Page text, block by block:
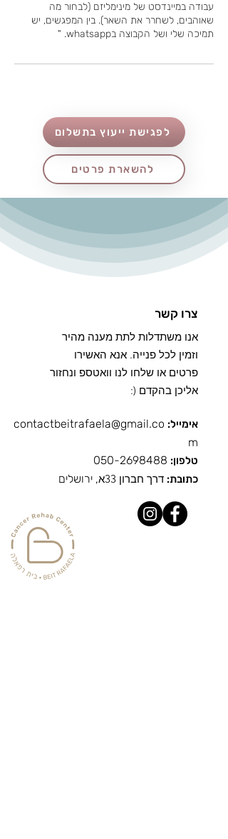
עבודה במיינדסט של מינימליזם (לבחור מה
שאוהבים, לשחרר את השאר). בין המפגשים, יש
תמיכה שלי ושל הקבוצה בwhatsapp. "
לפגישת ייעוץ בתשלום
להשארת פרטים
צרו קשר
אנו משתדלות לתת מענה מהיר
וזמין לכל פנייה. אנא האשירו
פרטים או שלחו לנו וואטספ ונחזור
אליכן בהקדם (:
אימייל: contactbeitrafaela@gmail.co
m
טלפון: 050-2698488
כתובת: דרך חברון 33א , ירושלים